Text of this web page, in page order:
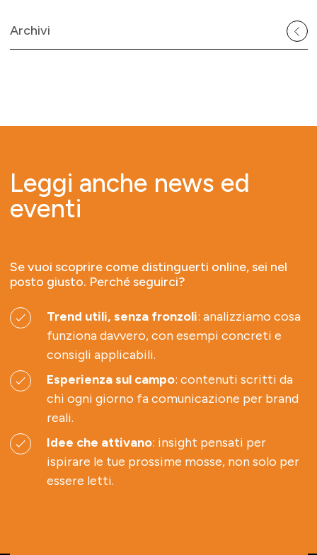
Archivi
Leggi anche news ed
eventi
Se vuoi scoprire come distinguerti online, sei nel
posto giusto. Perché seguirci?
Trend utili, senza fronzoli: analizziamo cosa
funziona davvero, con esempi concreti e
consigli applicabili.
Esperienza sul campo: contenuti scritti da
chi ogni giorno fa comunicazione per brand
reali.
Idee che attivano: insight pensati per
ispirare le tue prossime mosse, non solo per
essere letti.